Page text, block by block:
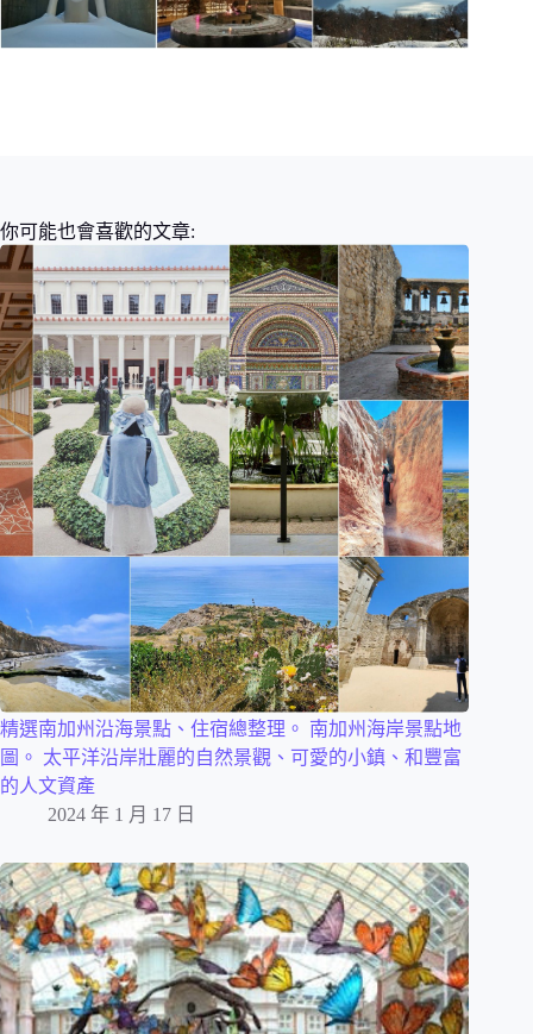
你可能也會喜歡的文章:
精選南加州沿海景點、住宿總整理。 南加州海岸景點地
圖。 太平洋沿岸壯麗的自然景觀、可愛的小鎮、和豐富
的人文資產
2024 年 1 月 17 日